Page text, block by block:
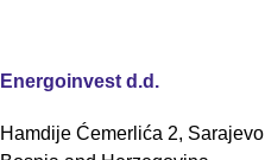
Energoinvest d.d.
Hamdije Ćemerlića 2, Sarajevo